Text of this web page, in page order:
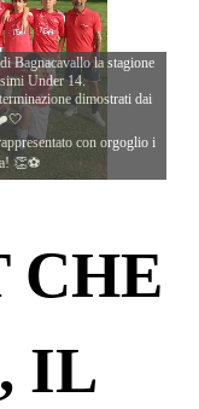
Bagnacavallo la stagione
Under 14.
dimostrati dai
con orgoglio i
👏⚽
CHE
IL